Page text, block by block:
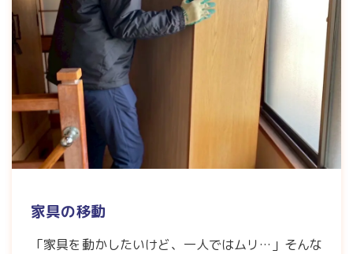
家具の移動
「家具を動かしたいけど、一人ではムリ…」そんな